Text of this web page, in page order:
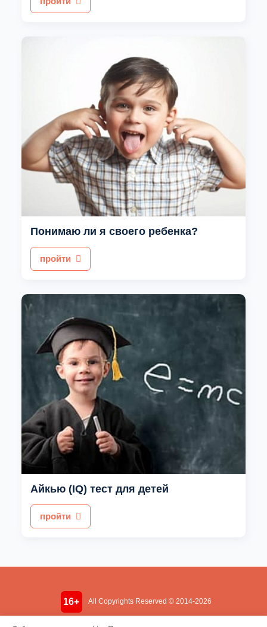
Понимаю ли я своего ребенка?
пройти
Айкью (IQ) тест для детей
пройти
16+ All Copyrights Reserved © 2014-2026